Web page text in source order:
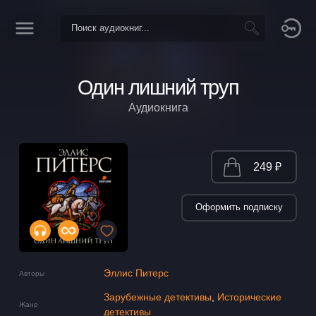
Один лишний труп
Аудиокнига
Авторы Эллис Питерс
Жанр
Зарубежные детективы
Исторические
детективы
249 ₽
Оформить подписку